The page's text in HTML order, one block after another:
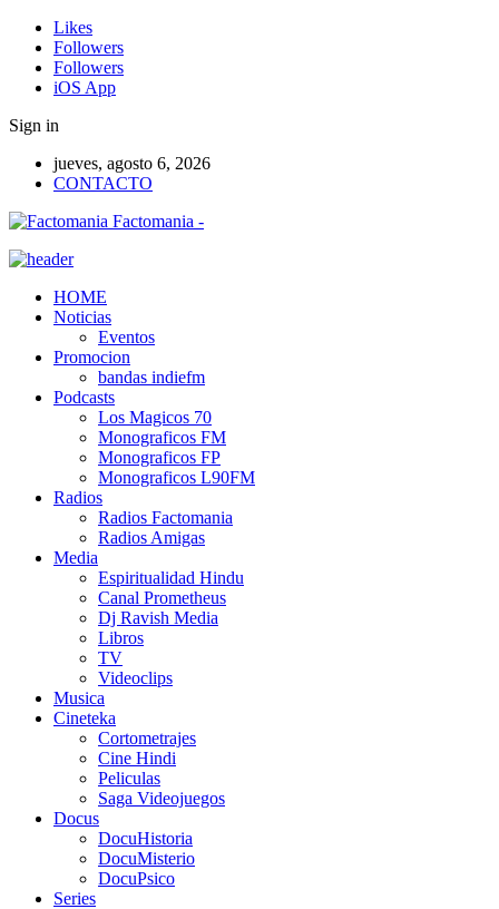
Likes
Followers
Followers
iOS App
Sign in
jueves, agosto 6, 2026
CONTACTO
Factomania -
HOME
Noticias
Eventos
Promocion
bandas indiefm
Podcasts
Los Magicos 70
Monograficos FM
Monograficos FP
Monograficos L90FM
Radios
Radios Factomania
Radios Amigas
Media
Espiritualidad Hindu
Canal Prometheus
Dj Ravish Media
Libros
TV
Videoclips
Musica
Cineteka
Cortometrajes
Cine Hindi
Peliculas
Saga Videojuegos
Docus
DocuHistoria
DocuMisterio
DocuPsico
Series